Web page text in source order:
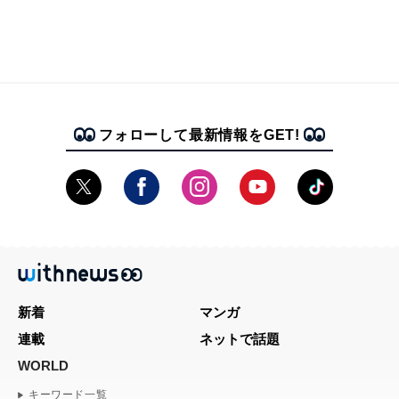
フォローして最新情報をGET!
新着
マンガ
連載
ネットで話題
WORLD
キーワード一覧